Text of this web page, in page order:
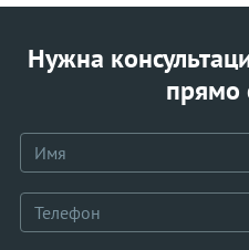
Нужна
прямо